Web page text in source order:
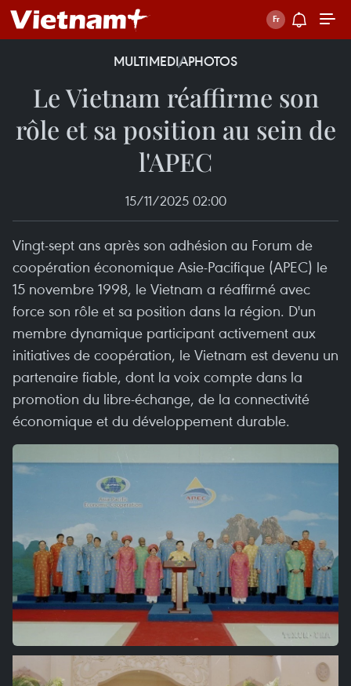
MULTIMEDIAPHOTOS
Le Vietnam réaffirme son
rôle et sa position au sein de
l'APEC
15/11/2025 02:00
Vingt-sept ans après son adhésion au Forum de
coopération économique Asie-Pacifique (APEC) le
15 novembre 1998, le Vietnam a réaffirmé avec
force son rôle et sa position dans la région. D'un
membre dynamique participant activement aux
initiatives de coopération, le Vietnam est devenu un
partenaire fiable, dont la voix compte dans la
promotion du libre-échange, de la connectivité
économique et du développement durable.